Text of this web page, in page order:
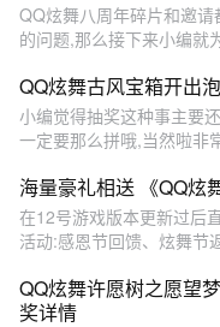
QQ炫舞八周年碎片和邀
的问题,那么接下来小编就
QQ炫舞古风宝箱开出
小编觉得抽奖这种事主要
一定要那么拼哦,当然啦非
海量豪礼相送 《QQ炫
在12号游戏版本更新过后
活动:感恩节回馈、炫舞节
QQ炫舞许愿树之愿望
奖详情